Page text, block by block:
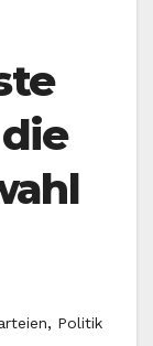
, Politik